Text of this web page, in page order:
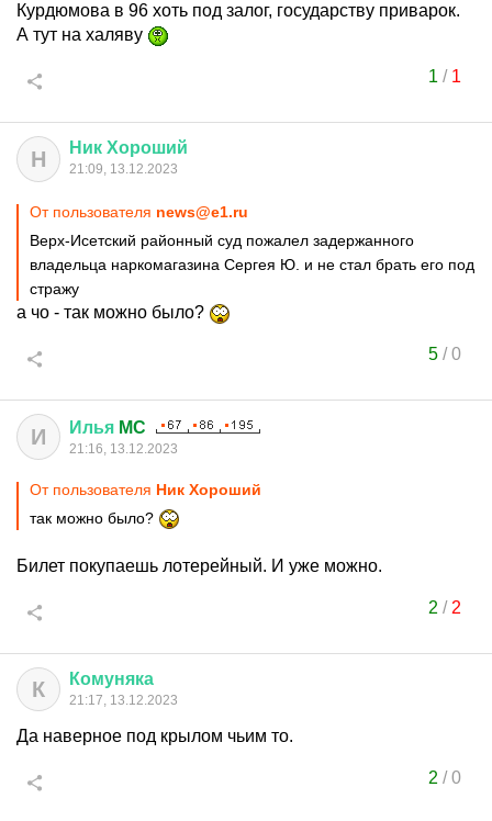
Курдюмова в 96 хоть под залог, государству приварок.
А тут на халяву
1 / 1
Н Ник Хороший
21:09, 13.12.2023
От пользователя news@e1.ru
Верх-Исетский районный суд пожалел задержанного
владельца наркомагазина Сергея Ю. и не стал брать его под
стражу
а чо - так можно было?
5/0
И Илья MC
21:16, 13.12.2023
От пользователя Ник Хороший
так можно было?
Билет покупаешь лотерейный. И уже можно.
2 / 2
К Комуняка
21:17, 13.12.2023
Да наверное под крылом чьим то.
2 /0